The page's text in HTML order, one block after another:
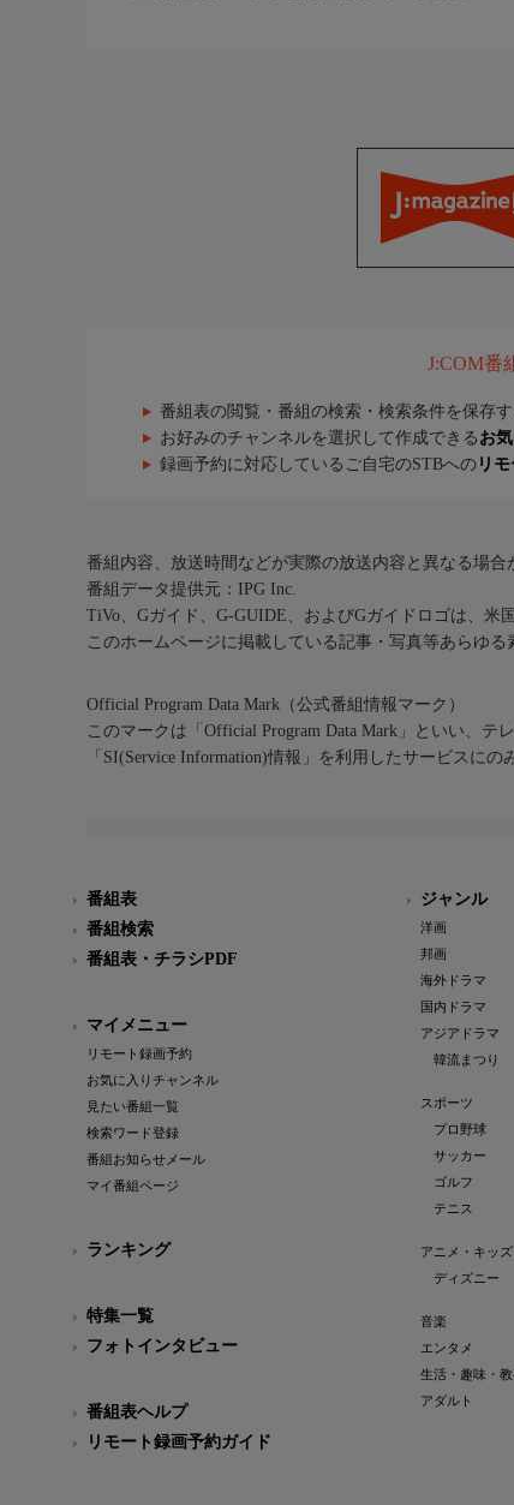
J:COM番
番組表の閲覧・番組の検索・検索条件を保存
お好みのチャンネルを選択して作成できる お
録画予約に対応しているご自宅のSTBへの リ
番組内容、放送時間などが実際の放送内容と異なる場合
番組データ提供元：IPG Inc.
TiVo、Gガイド、G-GUIDE、およびGガイドロゴは、米
このホームページに掲載している記事・写真等あらゆる
Official Program Data Mark（公式番組情報マーク）
このマークは「Official Program Data Mark」といい、テ
「SI(Service Information)情報」を利用したサービスにの
番組表
番組検索
番組表・チラシPDF
マイメニュー
リモート録画予約
お気に入りチャンネル
見たい番組一覧
検索ワード登録
番組お知らせメール
マイ番組ページ
ランキング
特集一覧
フォトインタビュー
番組表ヘルプ
リモート録画予約ガイド
ジャンル
洋画
邦画
海外ドラマ
国内ドラマ
アジアドラマ
韓流まつり
スポーツ
プロ野球
サッカー
ゴルフ
テニス
アニメ・キッズ
ディズニー
音楽
エンタメ
生活・趣味・教
アダルト